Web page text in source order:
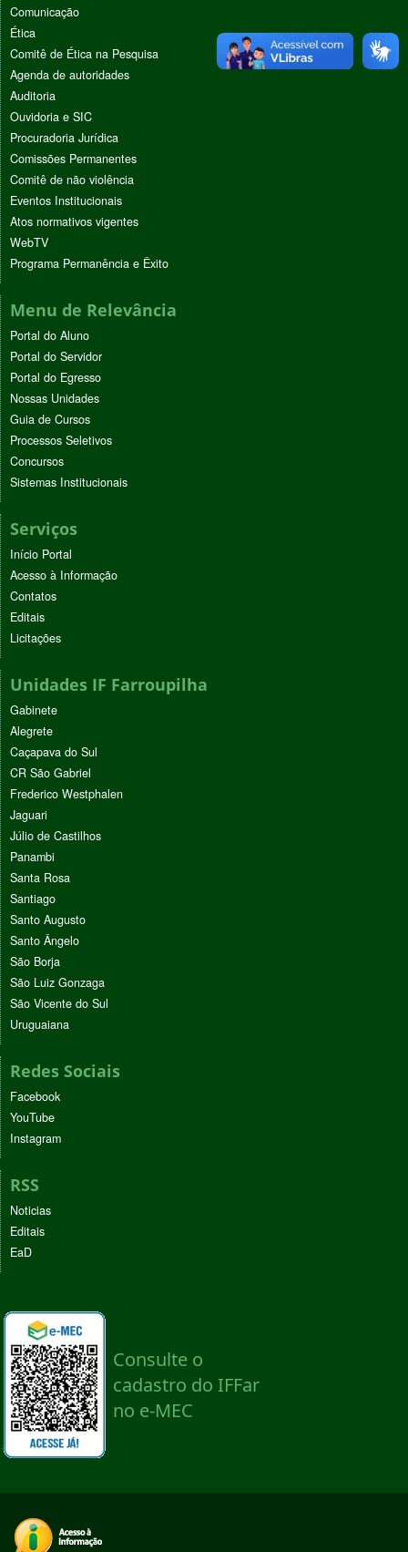
Comunicação
Ética
Comitê de Ética na Pesquisa
Agenda de autoridades
Auditoria
Ouvidoria e SIC
Procuradoria Jurídica
Comissões Permanentes
Comitê de não violência
Eventos Institucionais
Atos normativos vigentes
WebTV
Programa Permanência e Êxito
Menu de Relevância
Portal do Aluno
Portal do Servidor
Portal do Egresso
Nossas Unidades
Guia de Cursos
Processos Seletivos
Concursos
Sistemas Institucionais
Serviços
Início Portal
Acesso à Informação
Contatos
Editais
Licitações
Unidades IF Farroupilha
Gabinete
Alegrete
Caçapava do Sul
CR São Gabriel
Frederico Westphalen
Jaguari
Júlio de Castilhos
Panambi
Santa Rosa
Santiago
Santo Augusto
Santo Ângelo
São Borja
São Luiz Gonzaga
São Vicente do Sul
Uruguaiana
Redes Sociais
Facebook
YouTube
Instagram
RSS
Noticias
Editais
EaD